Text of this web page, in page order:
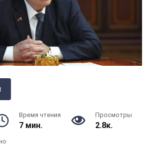
Время чтения
7 мин.
Просмотры
2.8к.